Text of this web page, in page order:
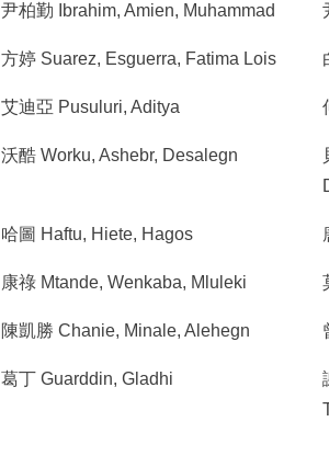
尹柏勤 Ibrahim, Amien, Muhammad
方婷 Suarez, Esguerra, Fatima Lois
艾迪亞 Pusuluri, Aditya
沃酷 Worku, Ashebr, Desalegn
哈圖 Haftu, Hiete, Hagos
康祿 Mtande, Wenkaba, Mluleki
陳凱勝 Chanie, Minale, Alehegn
葛丁 Guarddin, Gladhi